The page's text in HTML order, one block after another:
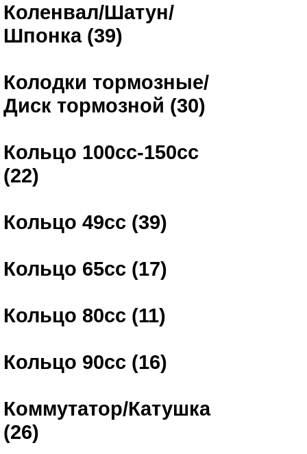
Коленвал/Шатун/
Шпонка (39)
Колодки тормозные/
Диск тормозной (30)
Кольцо 100сс-150сс
(22)
Кольцо 49сс (39)
Кольцо 65сс (17)
Кольцо 80сс (11)
Кольцо 90сс (16)
Коммутатор/Катушка
(26)